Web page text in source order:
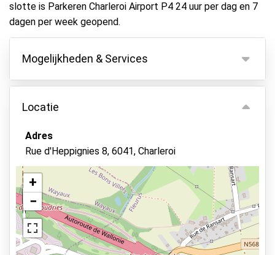
slotte is Parkeren Charleroi Airport P4 24 uur per dag en 7
dagen per week geopend.
Mogelijkheden & Services
Mogelijkheden
Binnen parkeren
Autosleutels behouden
Beveiligd parkeren
Asfalt of bestrating
Camerabewaking
Verlicht terrein
Parkeerplek voor mindervaliden
Locatie
Adres
Rue d'Heppignies 8, 6041, Charleroi
Bekijk op kaart
+
−